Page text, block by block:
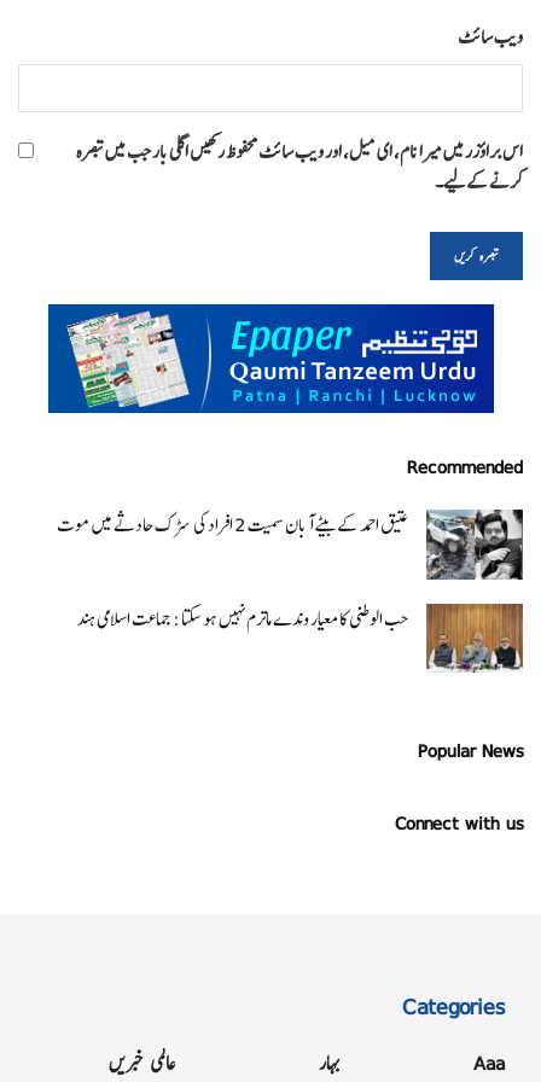
ویب‌ سائٹ
اس براؤزر میں میرا نام، ای میل، اور ویب سائٹ محفوظ رکھیں اگلی بار جب میں تبصرہ
کرنے کےلیے۔
Recommended
عتیق احمد کے بیٹے آبان سمیت 2 افراد کی سڑک حادثے میں موت
حب الوطنی کا معیار وندے ماترم نہیں ہو سکتا : جماعت اسلامی ہند
Popular News
Connect with us
Categories
Aaa بہار عالمی خبریں